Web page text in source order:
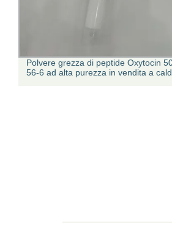
Polvere grezza di peptide Oxytocin 50-
56-6 ad alta purezza in vendita a caldo